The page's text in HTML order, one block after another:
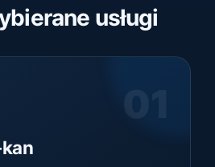
usługi
01